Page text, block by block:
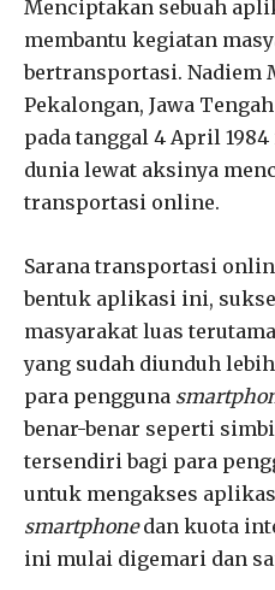
Menciptakan sebuah
membantu kegiatan
bertransportasi. Nadiem
Pekalongan, Jawa
pada tanggal 4 April
dunia lewat aksinya
transportasi online.
Sarana transportasi
bentuk aplikasi ini,
masyarakat luas
yang sudah diunduh
para pengguna
benar-benar seperti
tersendiri bagi para
untuk mengakses
smartphonedan kuota
ini mulai digemari dan